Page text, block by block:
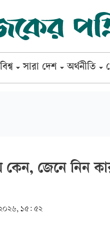
বিশ্ব সারা দেশ অর্থনীতি
কেন, জেনে নিন
১৫: ৫২